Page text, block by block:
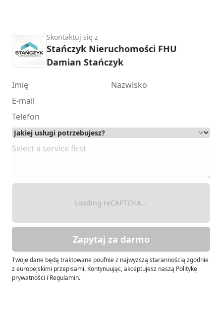
Skontaktuj się z
Stańczyk Nieruchomości FHU
Damian Stańczyk
Loading reCAPTCHA...
Zapytaj za darmo
Twoje dane będą traktowane poufnie z najwyższą starannością zgodnie
z europejskimi przepisami. Kontynuując, akceptujesz naszą Politykę
prywatności i Regulamin.